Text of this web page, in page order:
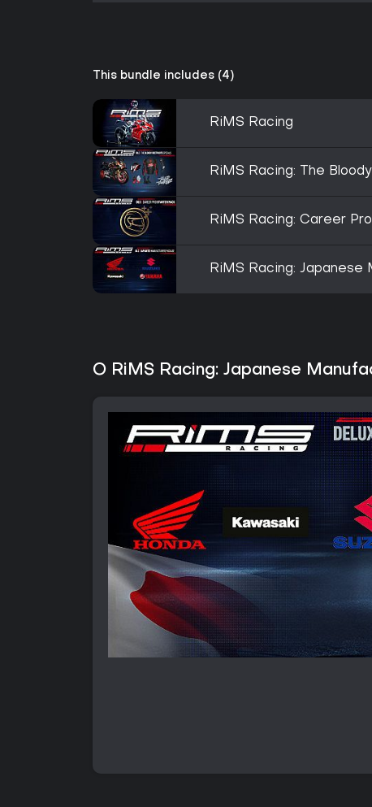
This bundle includes (4)
RiMS Racing
RiMS Racing: The
RiMS Racing: Career
RiMS Racing:
O RiMS Racing: Japanese